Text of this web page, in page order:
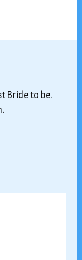
Bride to be.